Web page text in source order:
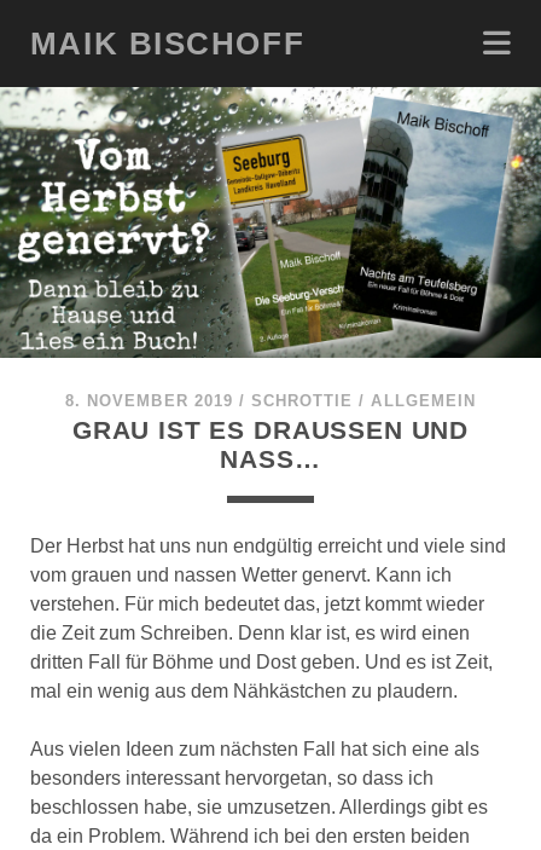
MAIK BISCHOFF
8. NOVEMBER 2019 / SCHROTTIE /ALLGEMEIN
GRAU IST ES DRAUSSEN UND N
ASS…
Der Herbst hat uns nun endgültig erreicht und viele sind
vom grauen und nassen Wetter genervt. Kann ich
verstehen. Für mich bedeutet das, jetzt kommt wieder
die Zeit zum Schreiben. Denn klar ist, es wird einen
dritten Fall für Böhme und Dost geben. Und es ist Zeit,
mal ein wenig aus dem Nähkästchen zu plaudern.
Aus vielen Ideen zum nächsten Fall hat sich eine als
besonders interessant hervorgetan, so dass ich
beschlossen habe, sie umzusetzen. Allerdings gibt es
da ein Problem. Während ich bei den ersten beiden